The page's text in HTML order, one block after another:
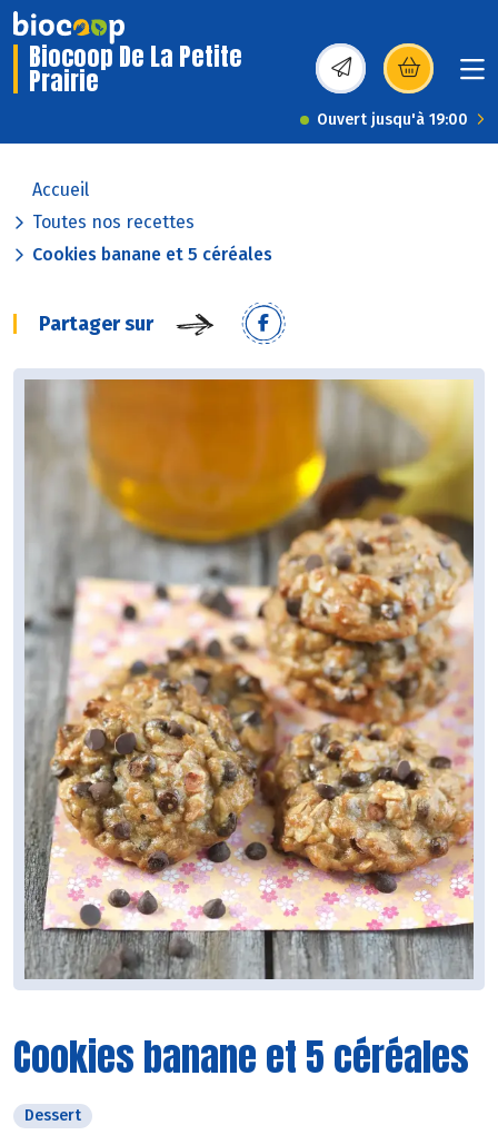
Biocoop De La Petite
Prairie (s’ouvre dans une
Ouvert jusqu'à 19:00
Accueil
Toutes nos recettes
Cookies banane et 5 céréales
Partager sur
Cookies banane et 5 céréales
Dessert